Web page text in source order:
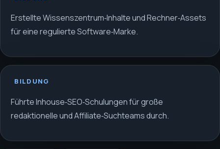
Erstellte Wissenszentrum‑Inhalte und Rechner‑Assets
für eine regulierte Software‑Marke.
BILDUNG
Führte Inhouse‑SEO‑Schulungen für große
redaktionelle und Affiliate‑Suchteams durch.